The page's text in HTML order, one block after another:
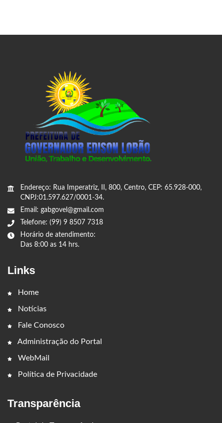
Endereço: Rua Imperatriz, II, 800, Centro, CEP: 65.928-000,
CNPJ:01.597.627/0001-34.
Email: gabgovel@gmail.com
Telefone: (99) 9 8507 7318
Horário de atendimento:
Das 8:00 as 14 hrs.
Links
Home
Notícias
Fale Conosco
Administração do Portal
WebMail
Política de Privacidade
Transparência